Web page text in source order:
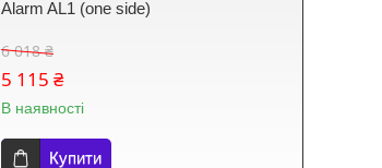
Alarm AL1 (one side)
6 018 ₴
5 115 ₴
В наявності
Купити